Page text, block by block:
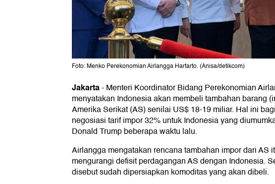
Foto: Menko Perekonomian Airlangga Hartarto. (Anisa/detikcom)
Jakarta-Menteri Koordinator Bidang Perekonomian
menyatakan Indonesia akan membeli tambahan barang
Amerika Serikat (AS) senilai US$ 18-19 miliar. Hal ini
negosiasi tarif impor 32% untuk Indonesia yang
Donald Trump beberapa waktu lalu.
Airlangga mengatakan rencana tambahan impor dari AS
mengurangi defisit perdagangan AS dengan Indonesia.
disebut sudah dipersiapkan komoditas yang akan dibeli.